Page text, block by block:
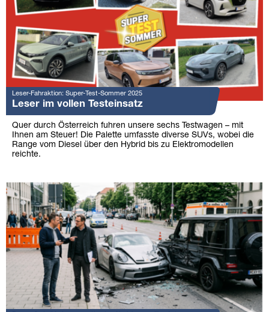
Leser-Fahraktion: Super-Test-Sommer 2025
Leser im vollen Testeinsatz
Quer durch Österreich fuhren unsere sechs Testwagen – mit
Ihnen am Steuer! Die Palette umfasste diverse SUVs, wobei die
Range vom Diesel über den Hybrid bis zu Elektromodellen
reichte.